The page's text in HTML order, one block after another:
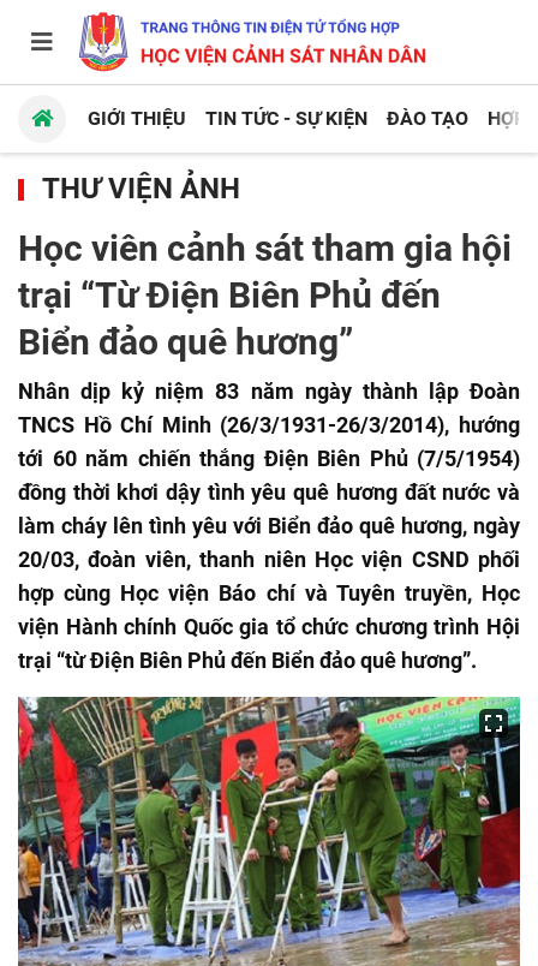
GIỚI THIỆU TIN TỨC - SỰ KIỆN ĐÀO TẠO HỢP
THƯ VIỆN ẢNH
Học viên cảnh sát tham gia hội
trại “Từ Điện Biên Phủ đến
Biển đảo quê hương”
Nhân dịp kỷ niệm 83 năm ngày thành lập Đoàn
TNCS Hồ Chí Minh (26/3/1931-26/3/2014), hướng
tới 60 năm chiến thắng Điện Biên Phủ (7/5/1954)
đồng thời khơi dậy tình yêu quê hương đất nước và
làm cháy lên tình yêu với Biển đảo quê hương, ngày
20/03, đoàn viên, thanh niên Học viện CSND phối
hợp cùng Học viện Báo chí và Tuyên truyền, Học
viện Hành chính Quốc gia tổ chức chương trình Hội
trại “từ Điện Biên Phủ đến Biển đảo quê hương”.